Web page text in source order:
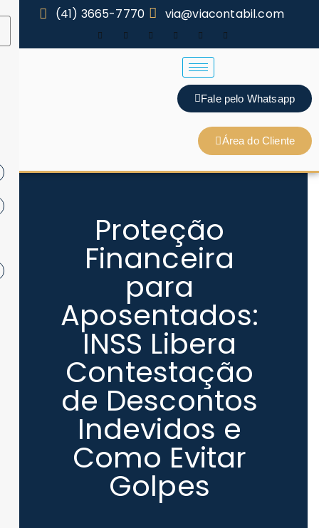
(41) 3665-7770 via@viacontabil.com
Fale pelo Whatsapp
Área do Cliente
Proteção
Financeira
para
Aposentados:
INSS Libera
Contestação
de Descontos
Indevidos e
Como Evitar
Golpes